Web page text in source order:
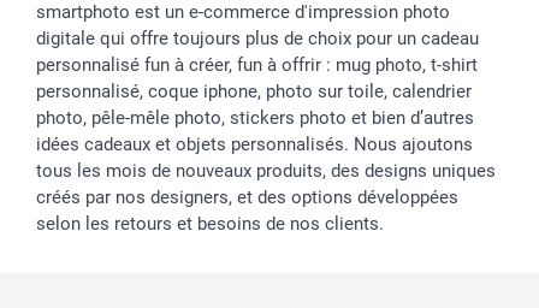
smartphoto est un e-commerce d'impression photo
digitale qui offre toujours plus de choix pour un cadeau
personnalisé fun à créer, fun à offrir : mug photo, t-shirt
personnalisé, coque iphone, photo sur toile, calendrier
photo, pêle-mêle photo, stickers photo et bien d’autres
idées cadeaux et objets personnalisés. Nous ajoutons
tous les mois de nouveaux produits, des designs uniques
créés par nos designers, et des options développées
selon les retours et besoins de nos clients.